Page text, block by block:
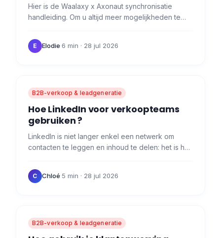
Hier is de Waalaxy x Axonaut synchronisatie
handleiding. Om u altijd meer mogelijkheden te
en de beroemde Franse…
E Elodie·6 min · 28 jul 2026
B2B-verkoop & leadgeneratie
Hoe LinkedIn voor verkoopteams
gebruiken ?
LinkedIn is niet langer enkel een netwerk om
contacten te leggen en inhoud te delen: het is het
stimuleren. In…
C Chloé·5 min · 28 jul 2026
B2B-verkoop & leadgeneratie